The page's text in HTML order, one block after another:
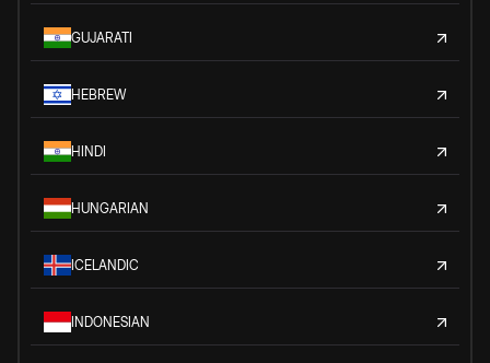
GUJARATI
HEBREW
HINDI
HUNGARIAN
ICELANDIC
INDONESIAN